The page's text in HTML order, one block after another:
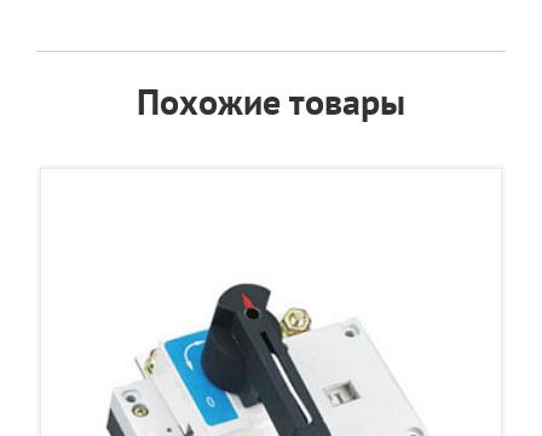
Похожие товары